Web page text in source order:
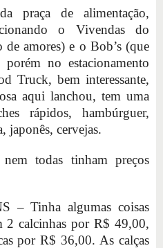
praça de alimentação,
o Vivendas do
amores) e o Bob’s (que
no estacionamento
Truck, bem interessante,
aqui lanchou, tem uma
rápidos, hambúrguer,
japonês, cervejas.
todas tinham preços
– Tinha algumas coisas
calcinhas por R$ 49,00,
por R$ 36,00. As calças